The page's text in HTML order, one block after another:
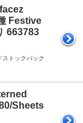
Festive
663783
トックパック
Sheets